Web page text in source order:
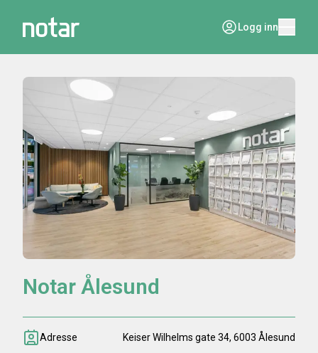
Logg inn
Notar Ålesund
Adresse Keiser Wilhelms gate 34, 6003 Ålesund